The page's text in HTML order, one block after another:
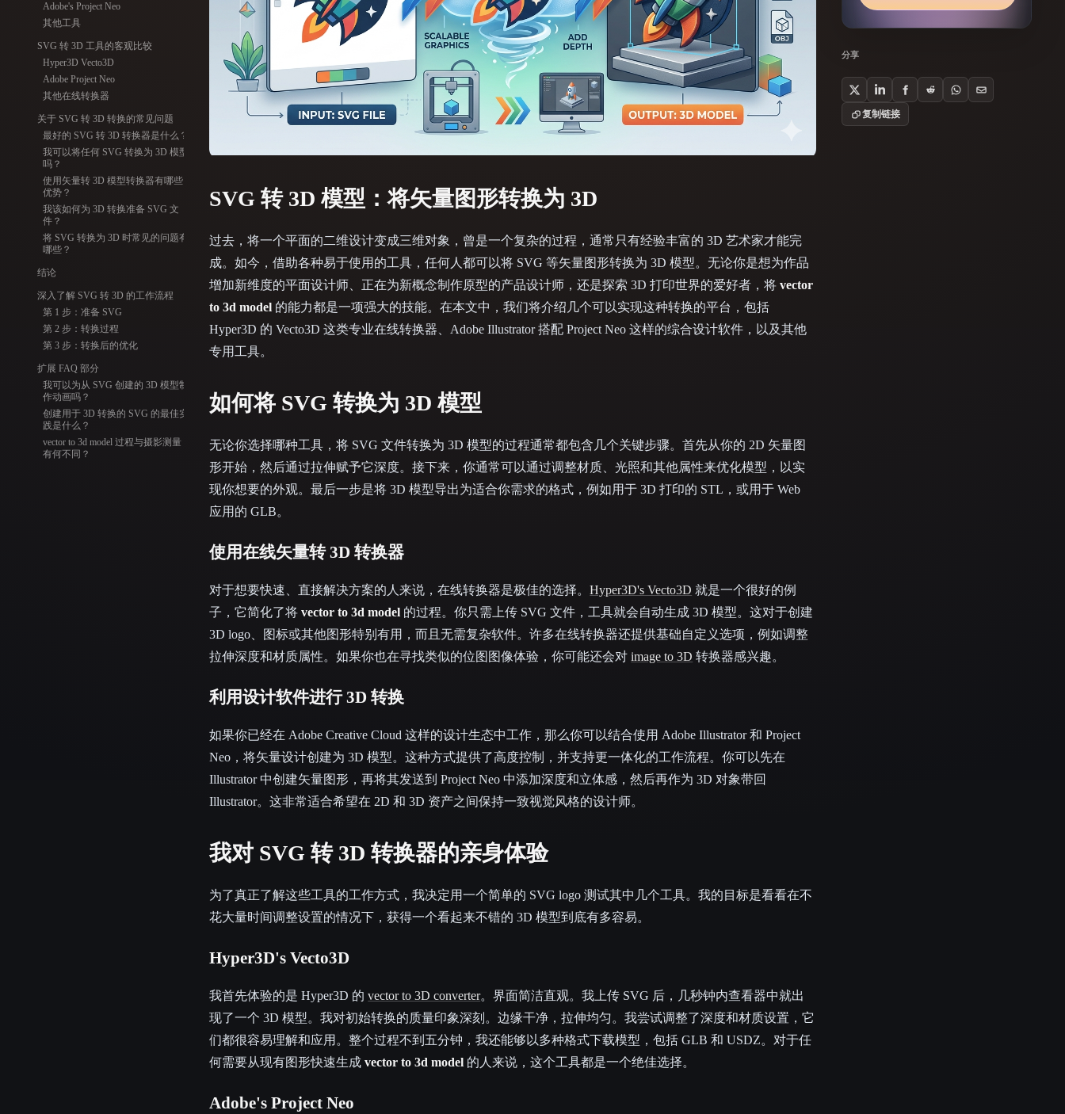
Abstract Cartoon Cel-Shaded Fantasy Flat
Hand-Painted Isometric Low Poly Medieval Minimalist Modern
Organic
Adobe's Project Neo
其他工具
SVG 转 3D 工具的客观比较
Hyper3D Vecto3D
Adobe Project Neo
其他在线转换器
关于 SVG 转 3D 转换的常见问题
最好的 SVG 转 3D 转换器是什么？
我可以将任何 SVG 转换为 3D 模型
吗？
使用矢量转 3D 模型转换器有哪些
优势？
我该如何为 3D 转换准备 SVG 文
件？
将 SVG 转换为 3D 时常见的问题有
哪些？
结论
深入了解 SVG 转 3D 的工作流程
第 1 步：准备 SVG
第 2 步：转换过程
第 3 步：转换后的优化
扩展 FAQ 部分
我可以为从 SVG 创建的 3D 模型制
作动画吗？
创建用于 3D 转换的 SVG 的最佳实
践是什么？
vector to 3d model 过程与摄影测量
有何不同？
SVG 转 3D 模型：将矢量图形转换为 3D
过去，将一个平面的二维设计变成三维对象，曾是一个复杂的过程，通常只有经验丰富的 3D 艺术家才能完
成。如今，借助各种易于使用的工具，任何人都可以将 SVG 等矢量图形转换为 3D 模型。无论你是想为作品
增加新维度的平面设计师、正在为新概念制作原型的产品设计师，还是探索 3D 打印世界的爱好者，将vector
to 3d model 的能力都是一项强大的技能。在本文中，我们将介绍几个可以实现这种转换的平台，包括
Hyper3D 的 Vecto3D 这类专业在线转换器、Adobe Illustrator 搭配 Project Neo 这样的综合设计软件，以及其他
专用工具。
如何将 SVG 转换为 3D 模型
无论你选择哪种工具，将 SVG 文件转换为 3D 模型的过程通常都包含几个关键步骤。首先从你的 2D 矢量图
形开始，然后通过拉伸赋予它深度。接下来，你通常可以通过调整材质、光照和其他属性来优化模型，以实
现你想要的外观。最后一步是将 3D 模型导出为适合你需求的格式，例如用于 3D 打印的 STL，或用于 Web
应用的 GLB。
使用在线矢量转 3D 转换器
对于想要快速、直接解决方案的人来说，在线转换器是极佳的选择。Hyper3D's Vecto3D 就是一个很好的例
子，它简化了将vector to 3d model 的过程。你只需上传 SVG 文件，工具就会自动生成 3D 模型。这对于创建
3D logo、图标或其他图形特别有用，而且无需复杂软件。许多在线转换器还提供基础自定义选项，例如调整
拉伸深度和材质属性。如果你也在寻找类似的位图图像体验，你可能还会对image to 3D 转换器感兴趣。
利用设计软件进行 3D 转换
如果你已经在 Adobe Creative Cloud 这样的设计生态中工作，那么你可以结合使用 Adobe Illustrator 和 Project
Neo，将矢量设计创建为 3D 模型。这种方式提供了高度控制，并支持更一体化的工作流程。你可以先在
Illustrator 中创建矢量图形，再将其发送到 Project Neo 中添加深度和立体感，然后再作为 3D 对象带回
Illustrator。这非常适合希望在 2D 和 3D 资产之间保持一致视觉风格的设计师。
我对 SVG 转 3D 转换器的亲身体验
为了真正了解这些工具的工作方式，我决定用一个简单的 SVG logo 测试其中几个工具。我的目标是看看在不
花大量时间调整设置的情况下，获得一个看起来不错的 3D 模型到底有多容易。
Hyper3D's Vecto3D
我首先体验的是 Hyper3D 的vector to 3D converter。界面简洁直观。我上传 SVG 后，几秒钟内查看器中就出
现了一个 3D 模型。我对初始转换的质量印象深刻。边缘干净，拉伸均匀。我尝试调整了深度和材质设置，它
们都很容易理解和应用。整个过程不到五分钟，我还能够以多种格式下载模型，包括 GLB 和 USDZ。对于任
何需要从现有图形快速生成vector to 3d model 的人来说，这个工具都是一个绝佳选择。
Adobe's Project Neo
分享
复制链接